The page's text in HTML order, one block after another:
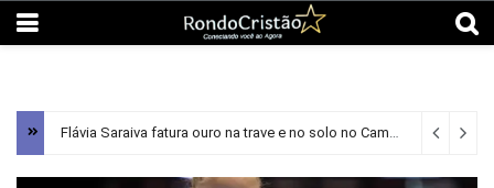
Flávia Saraiva fatura ouro na trave e no solo no Campeonato Brasileiro